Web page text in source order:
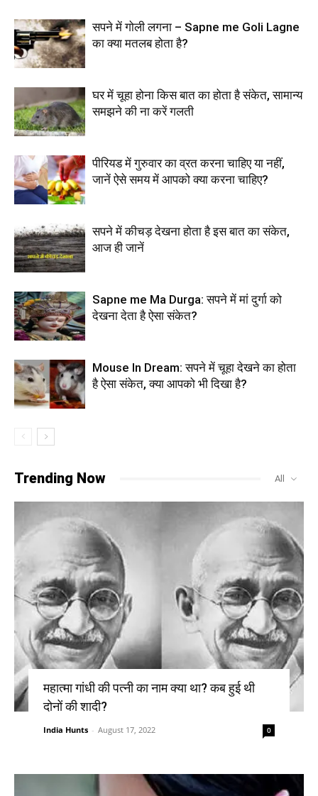
सपने में गोली लगना – Sapne me Goli Lagne
का क्या मतलब होता है?
घर में चूहा होना किस बात का होता है संकेत, सामान्य
समझने की ना करें गलती
पीरियड में गुरुवार का व्रत करना चाहिए या नहीं,
जानें ऐसे समय में आपको क्या करना चाहिए?
सपने में कीचड़ देखना होता है इस बात का संकेत,
आज ही जानें
Sapne me Ma Durga: सपने में मां दुर्गा को
देखना देता है ऐसा संकेत?
Mouse In Dream: सपने में चूहा देखने का होता
है ऐसा संकेत, क्या आपको भी दिखा है?
Trending Now All
महात्मा गांधी की पत्नी का नाम क्या था? कब हुई थी
दोनों की शादी?
India Hunts - August 17, 2022 0